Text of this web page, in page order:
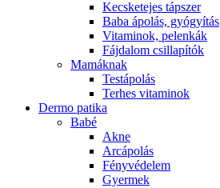
Kecsketejes tápszer
Baba ápolás, gyógyítás
Vitaminok, pelenkák
Fájdalom csillapítók
Mamáknak
Testápolás
Terhes vitaminok
Dermo patika
Babé
Akne
Arcápolás
Fényvédelem
Gyermek